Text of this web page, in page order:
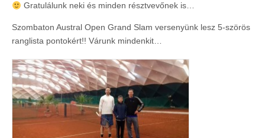
Gratulálunk neki és minden résztvevőnek is…
Szombaton Austral Open Grand Slam versenyünk lesz 5-szörös
ranglista pontokért!! Várunk mindenkit…